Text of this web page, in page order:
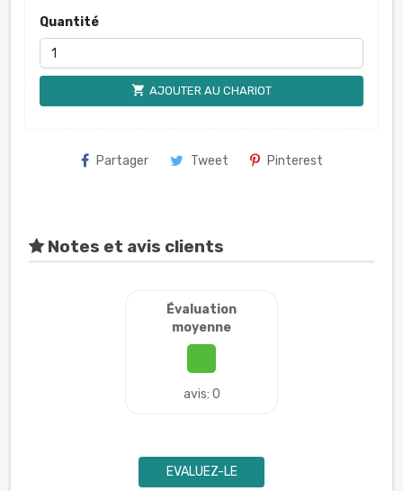
Quantité
shopping_cart AJOUTER AU CHARIOT
Partager Tweet Pinterest
Notes et avis clients
Évaluation
moyenne
avis: 0
EVALUEZ-LE